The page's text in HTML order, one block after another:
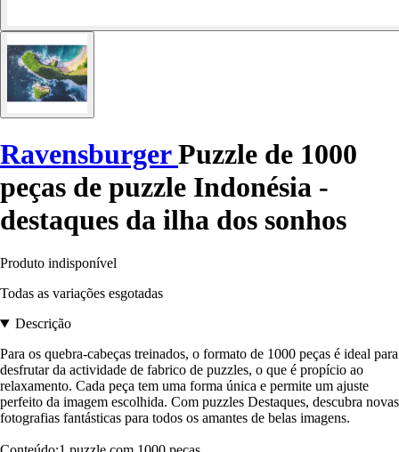
RavensburgerPuzzle de 1000
peças de puzzle Indonésia -
destaques da ilha dos sonhos
Produto indisponível
Todas as variações esgotadas
Descrição
Para os quebra-cabeças treinados, o formato de 1000 peças é ideal para
desfrutar da actividade de fabrico de puzzles, o que é propício ao
relaxamento. Cada peça tem uma forma única e permite um ajuste
perfeito da imagem escolhida. Com puzzles Destaques, descubra novas
fotografias fantásticas para todos os amantes de belas imagens.